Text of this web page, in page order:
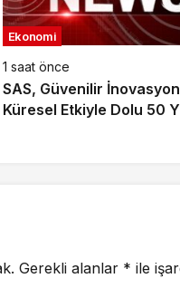
Ekonomi
1 saat önce
SAS, Güvenilir
Küresel Etkiyle Dolu 50
Gerekli alanlar * ile